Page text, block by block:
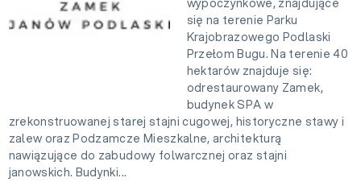
wypoczynkowe, znajdujące
się na terenie Parku
Krajobrazowego Podlaski
Przełom Bugu. Na terenie 40
hektarów znajduje się:
odrestaurowany Zamek,
budynek SPA w
zrekonstruowanej starej stajni cugowej, historyczne stawy i
zalew oraz Podzamcze Mieszkalne, architekturą
nawiązujące do zabudowy folwarcznej oraz stajni
janowskich. Budynki...